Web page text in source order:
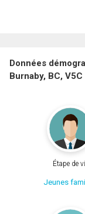
Données
Burnaby, BC, V5C
Étape de
Jeunes